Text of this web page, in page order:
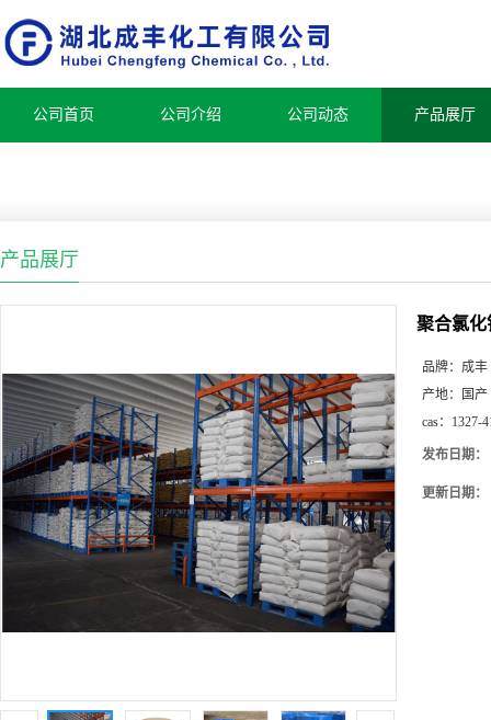
公司首页 公司介绍 公司动态 产品展厅
产品展厅
聚合氯化
品牌： 成丰
产地：
国产
cas： 1327-
发布日期：
更新日期：